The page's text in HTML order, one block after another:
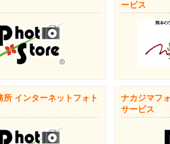
ービス
所 インターネットフォト
ナカジマフ
サービス